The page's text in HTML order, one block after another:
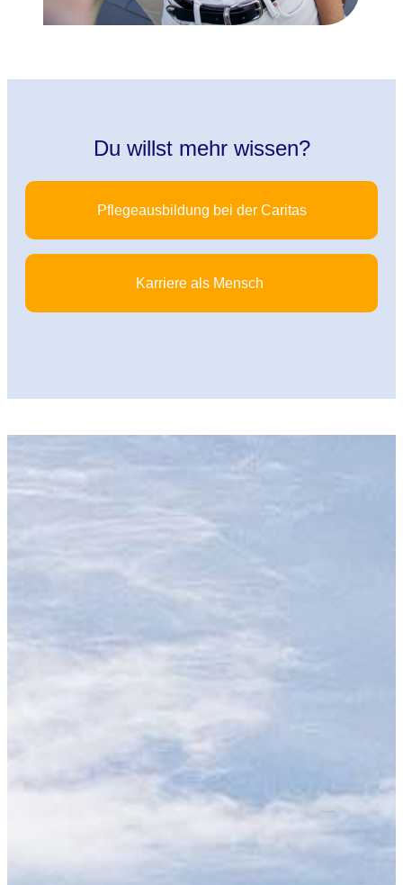
Du willst mehr wissen?
Pflegeausbildung bei der Caritas
Karriere als Mensch